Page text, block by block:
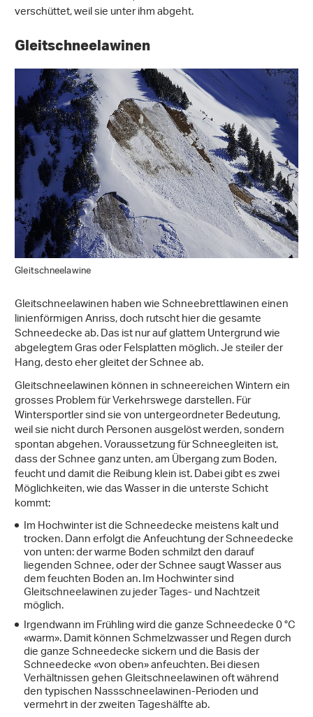
verschüttet, weil sie unter ihm abgeht.
Gleitschneelawinen
Gleitschneelawine
Gleitschneelawinen haben wie Schneebrettlawinen einen
linienförmigen Anriss, doch rutscht hier die gesamte
Schneedecke ab. Das ist nur auf glattem Untergrund wie
abgelegtem Gras oder Felsplatten möglich. Je steiler der
Hang, desto eher gleitet der Schnee ab.
Gleitschneelawinen können in schneereichen Wintern ein
grosses Problem für Verkehrswege darstellen. Für
Wintersportler sind sie von untergeordneter Bedeutung,
weil sie nicht durch Personen ausgelöst werden, sondern
spontan abgehen. Voraussetzung für Schneegleiten ist,
dass der Schnee ganz unten, am Übergang zum Boden,
feucht und damit die Reibung klein ist. Dabei gibt es zwei
Möglichkeiten, wie das Wasser in die unterste Schicht
kommt:
Im Hochwinter ist die Schneedecke meistens kalt und
trocken. Dann erfolgt die Anfeuchtung der Schneedecke
von unten: der warme Boden schmilzt den darauf
liegenden Schnee, oder der Schnee saugt Wasser aus
dem feuchten Boden an. Im Hochwinter sind
Gleitschneelawinen zu jeder Tages- und Nachtzeit
möglich.
Irgendwann im Frühling wird die ganze Schneedecke 0 °C
«warm». Damit können Schmelzwasser und Regen durch
die ganze Schneedecke sickern und die Basis der
Schneedecke «von oben» anfeuchten. Bei diesen
Verhältnissen gehen Gleitschneelawinen oft während
den typischen Nassschneelawinen-Perioden und
vermehrt in der zweiten Tageshälfte ab.